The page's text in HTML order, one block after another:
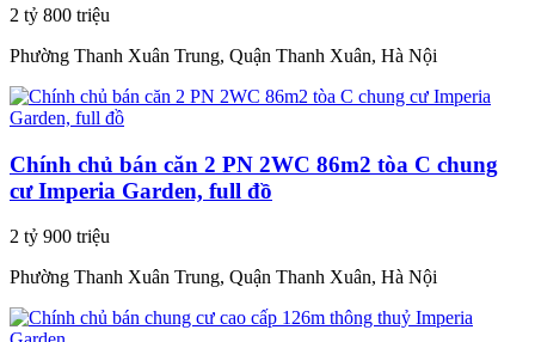
2 tỷ 800 triệu
Phường Thanh Xuân Trung, Quận Thanh Xuân, Hà Nội
Chính chủ bán căn 2 PN 2WC 86m2 tòa C chung
cư Imperia Garden, full đồ
2 tỷ 900 triệu
Phường Thanh Xuân Trung, Quận Thanh Xuân, Hà Nội